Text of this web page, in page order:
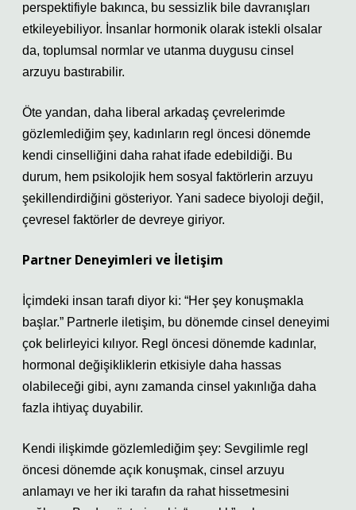
perspektifiyle bakınca, bu sessizlik bile davranışları
etkileyebiliyor. İnsanlar hormonik olarak istekli olsalar
da, toplumsal normlar ve utanma duygusu cinsel
arzuyu bastırabilir.
Öte yandan, daha liberal arkadaş çevrelerimde
gözlemlediğim şey, kadınların regl öncesi dönemde
kendi cinselliğini daha rahat ifade edebildiği. Bu
durum, hem psikolojik hem sosyal faktörlerin arzuyu
şekillendirdiğini gösteriyor. Yani sadece biyoloji değil,
çevresel faktörler de devreye giriyor.
Partner Deneyimleri ve İletişim
İçimdeki insan tarafı diyor ki: “Her şey konuşmakla
başlar.” Partnerle iletişim, bu dönemde cinsel deneyimi
çok belirleyici kılıyor. Regl öncesi dönemde kadınlar,
hormonal değişikliklerin etkisiyle daha hassas
olabileceği gibi, aynı zamanda cinsel yakınlığa daha
fazla ihtiyaç duyabilir.
Kendi ilişkimde gözlemlediğim şey: Sevgilimle regl
öncesi dönemde açık konuşmak, cinsel arzuyu
anlamayı ve her iki tarafın da rahat hissetmesini